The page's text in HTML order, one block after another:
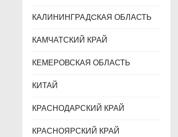
КАЛИНИНГРАДCКАЯ ОБЛАСТЬ
КАМЧАТСКИЙ КРАЙ
КЕМЕРОВСКАЯ ОБЛАСТЬ
КИТАЙ
КРАСНОДАРСКИЙ КРАЙ
КРАСНОЯРСКИЙ КРАЙ